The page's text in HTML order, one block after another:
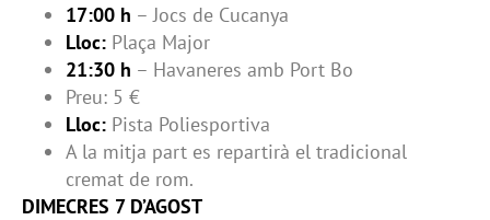
17:00 h – Jocs de Cucanya
Lloc: Plaça Major
21:30 h – Havaneres amb Port Bo
Preu: 5 €
Lloc: Pista Poliesportiva
A la mitja part es repartirà el tradicional
cremat de rom.
DIMECRES 7 D’AGOST